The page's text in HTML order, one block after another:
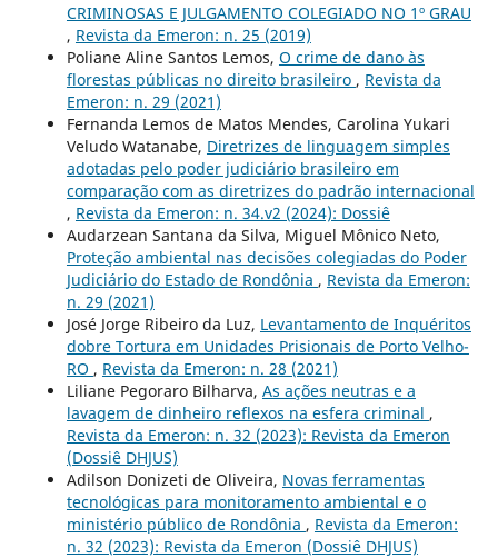
CRIMINOSAS E JULGAMENTO COLEGIADO NO 1º GRAU
, Revista da Emeron: n. 25 (2019)
Poliane Aline Santos Lemos, O crime de dano às
florestas públicas no direito brasileiro , Revista da
Emeron: n. 29 (2021)
Fernanda Lemos de Matos Mendes, Carolina Yukari
Veludo Watanabe, Diretrizes de linguagem simples
adotadas pelo poder judiciário brasileiro em
comparação com as diretrizes do padrão internacional
, Revista da Emeron: n. 34.v2 (2024): Dossiê
Audarzean Santana da Silva, Miguel Mônico Neto,
Proteção ambiental nas decisões colegiadas do Poder
Judiciário do Estado de Rondônia , Revista da Emeron:
n. 29 (2021)
José Jorge Ribeiro da Luz, Levantamento de Inquéritos
dobre Tortura em Unidades Prisionais de Porto Velho-
RO , Revista da Emeron: n. 28 (2021)
Liliane Pegoraro Bilharva, As ações neutras e a
lavagem de dinheiro reflexos na esfera criminal ,
Revista da Emeron: n. 32 (2023): Revista da Emeron
(Dossiê DHJUS)
Adilson Donizeti de Oliveira, Novas ferramentas
tecnológicas para monitoramento ambiental e o
ministério público de Rondônia , Revista da Emeron:
n. 32 (2023): Revista da Emeron (Dossiê DHJUS)